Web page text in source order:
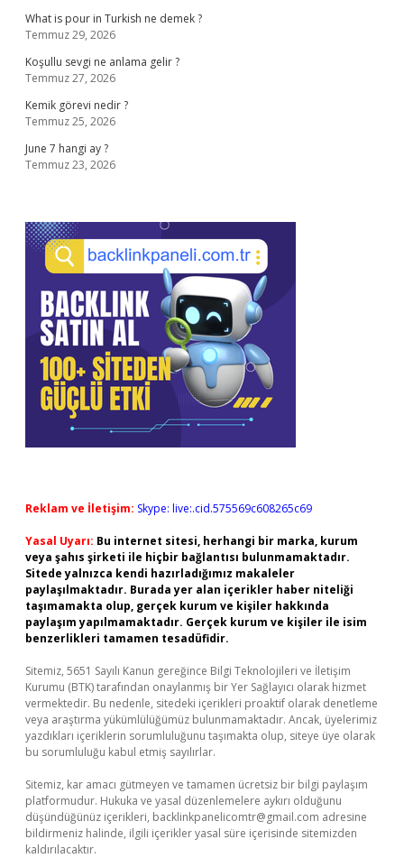
What is pour in Turkish ne demek ?
Temmuz 29, 2026
Koşullu sevgi ne anlama gelir ?
Temmuz 27, 2026
Kemik görevi nedir ?
Temmuz 25, 2026
June 7 hangi ay ?
Temmuz 23, 2026
Reklam ve İletişim: Skype: live:.cid.575569c608265c69
Yasal Uyarı: Bu internet sitesi, herhangi bir marka, kurum
veya şahıs şirketi ile hiçbir bağlantısı bulunmamaktadır.
Sitede yalnızca kendi hazırladığımız makaleler
paylaşılmaktadır. Burada yer alan içerikler haber niteliği
taşımamakta olup, gerçek kurum ve kişiler hakkında
paylaşım yapılmamaktadır. Gerçek kurum ve kişiler ile isim
benzerlikleri tamamen tesadüfidir.
Sitemiz, 5651 Sayılı Kanun gereğince Bilgi Teknolojileri ve İletişim
Kurumu (BTK) tarafından onaylanmış bir Yer Sağlayıcı olarak hizmet
vermektedir. Bu nedenle, sitedeki içerikleri proaktif olarak denetleme
veya araştırma yükümlülüğümüz bulunmamaktadır. Ancak, üyelerimiz
yazdıkları içeriklerin sorumluluğunu taşımakta olup, siteye üye olarak
bu sorumluluğu kabul etmiş sayılırlar.
Sitemiz, kar amacı gütmeyen ve tamamen ücretsiz bir bilgi paylaşım
platformudur. Hukuka ve yasal düzenlemelere aykırı olduğunu
düşündüğünüz içerikleri, backlinkpanelicomtr@gmail.com adresine
bildirmeniz halinde, ilgili içerikler yasal süre içerisinde sitemizden
kaldırılacaktır.